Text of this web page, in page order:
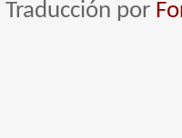
Traducción por